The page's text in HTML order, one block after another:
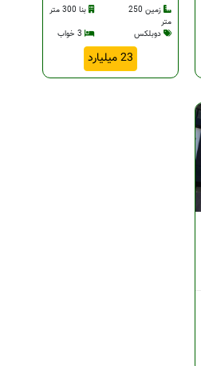
زمین 250
متر
بنا 300 متر
دوبلکس
23 میلیارد